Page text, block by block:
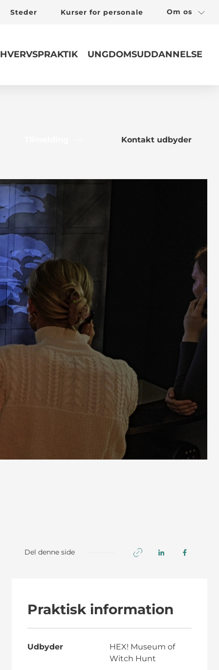
Steder Kurser for personale Om os
UNGDOMSUDDANNELSE
Kontakt udbyder
Del denne side
Praktisk information
Udbyder
HEX! Museum of
Witch Hunt